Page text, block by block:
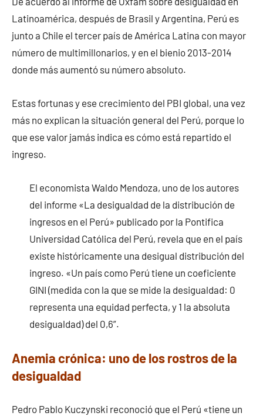
Latinoamérica, después de Brasil y Argentina, Perú es
junto a Chile el tercer país de América Latina con mayor
número de multimillonarios, y en el bienio 2013-2014
donde más aumentó su número absoluto.
Estas fortunas y ese crecimiento del PBI global, una vez
más no explican la situación general del Perú, porque lo
que ese valor jamás indica es cómo está repartido el
ingreso.
El economista Waldo Mendoza, uno de los autores
del informe «La desigualdad de la distribución de
ingresos en el Perú» publicado por la Pontifica
Universidad Católica del Perú, revela que en el país
existe históricamente una desigual distribución del
ingreso. «Un país como Perú tiene un coeficiente
GINI (medida con la que se mide la desigualdad: 0
representa una equidad perfecta, y 1 la absoluta
desigualdad) del 0,6”.
Anemia crónica: uno de los rostros de la
desigualdad
Pedro Pablo Kuczynski reconoció que el Perú «tiene un